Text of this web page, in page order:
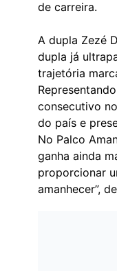
de carreira.
A dupla Zezé
dupla já
trajetória
consecutivo
do país e
No Palco
ganha ainda
proporcionar
amanhecer”,